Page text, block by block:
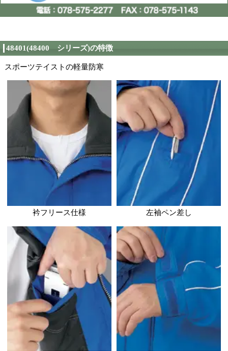
カタログ
←左側のカタログ画
製造者
株式会社自重堂
在庫情報
る限り最新の情報を
ますが、更新のタイ
在庫と異なる場合が
ご了承ください。
秋冬カタログ
48401 サイズ表(単
サイズ
M L
ウエスト 68-74 74-80 80-88
股下
78